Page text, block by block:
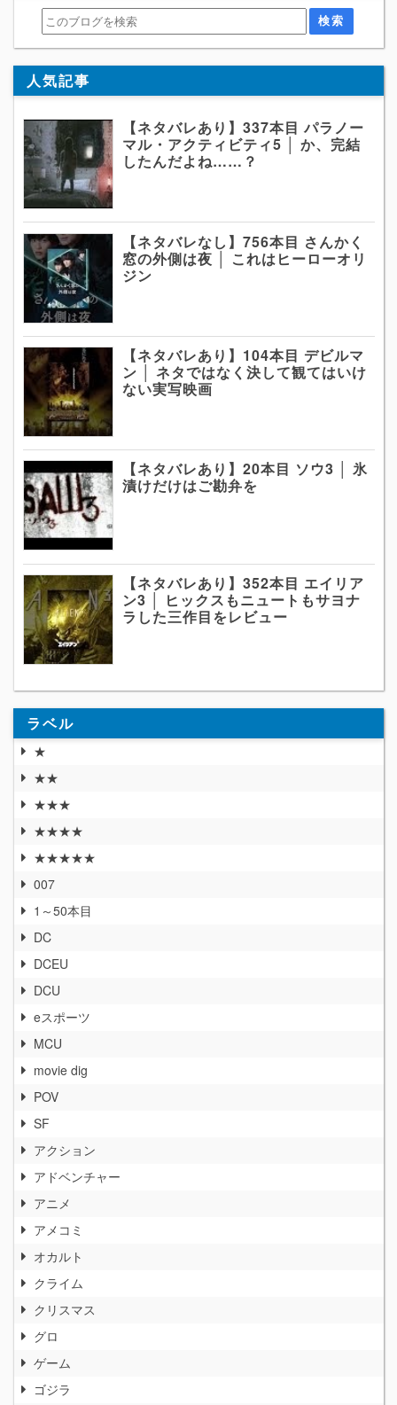
人気記事
【ネタバレあり】337本目 パラノー
マル・アクティビティ5 │ か、完結
したんだよね……？
【ネタバレなし】756本目 さんかく
窓の外側は夜 │ これはヒーローオリ
ジン
【ネタバレあり】104本目 デビルマ
ン │ ネタではなく決して観てはいけ
ない実写映画
【ネタバレあり】20本目 ソウ3 │ 氷
漬けだけはご勘弁を
【ネタバレあり】352本目 エイリア
ン3 │ ヒックスもニュートもサヨナ
ラした三作目をレビュー
ラベル
★
★★
★★★
★★★★
★★★★★
007
1～50本目
DC
DCEU
DCU
eスポーツ
MCU
movie dig
POV
SF
アクション
アドベンチャー
アニメ
アメコミ
オカルト
クライム
クリスマス
グロ
ゲーム
ゴジラ